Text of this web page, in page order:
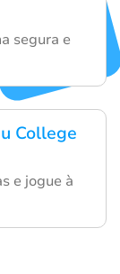
segura e
College
e jogue à